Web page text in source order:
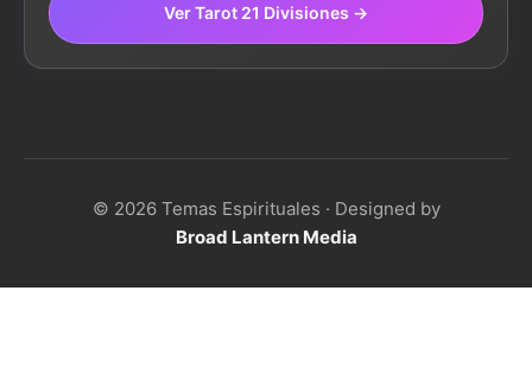
Ver Tarot 21 Divisiones →
© 2026 Temas Espirituales · Designed by
Broad Lantern Media